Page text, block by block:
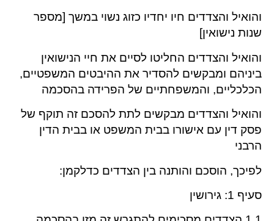
והואיל והצדדים חיו יחדיו כזוג נשוי במשך [מספר
שנות נישואין]
והואיל והצדדים החליטו לסיים את חיי הנישואין
ביניהם ומבקשים להסדיר את ההיבטים המשפטיים,
הכלכליים, והמשפחתיים של הפרידה בהסכמה
והואיל והצדדים מבקשים לתת להסכם זה תוקף של
פסק דין עם אישורו בבית המשפט או בבית הדין
הרבני
לפיכך, הוסכם והותנה בין הצדדים כדלקמן:
סעיף 1: גירושין